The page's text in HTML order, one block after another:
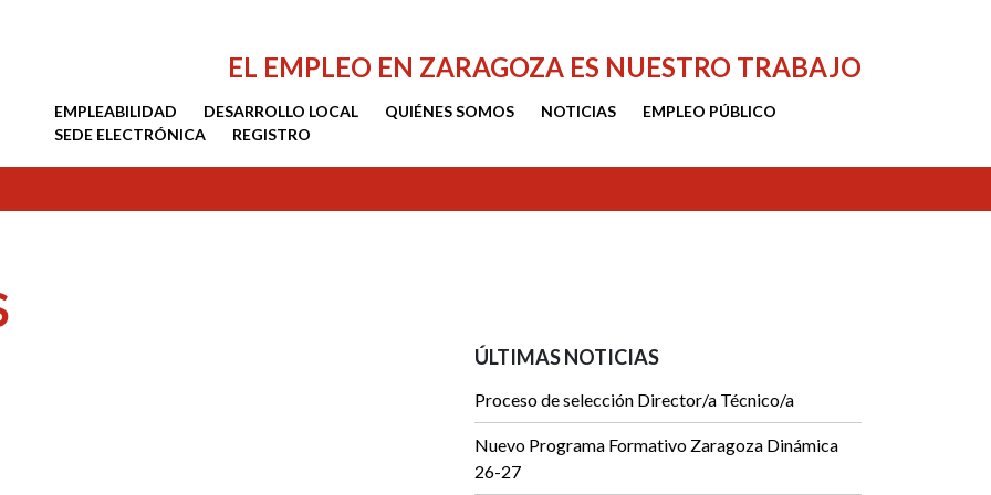
EL EMPLEO EN ZARAGOZA ES NUESTRO TRABAJO
EMPLEABILIDAD DESARROLLO LOCAL QUIÉNES SOMOS NOTICIAS
EMPLEO PÚBLICO
SEDE ELECTRÓNICA
REGISTRO
ÚLTIMAS NOTICIAS
Proceso de selección Director/a Técnico/a
Nuevo Programa Formativo Zaragoza Dinámica
26-27